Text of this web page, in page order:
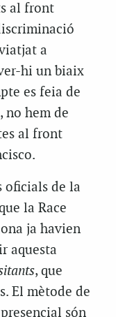
al front
a
hi un biaix
es feia de
no hem de
al front
oficials de la
la Race
ja havien
aquesta
, que
El mètode de
són